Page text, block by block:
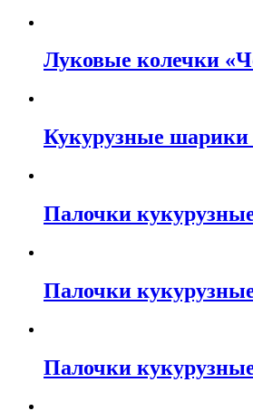
Луковые колечки
Кукурузные шарики
Палочки
Палочки
Палочки